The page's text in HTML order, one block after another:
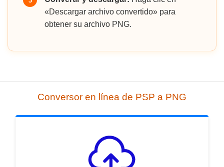
«Descargar archivo convertido» para
obtener su archivo PNG.
Conversor en línea de PSP a PNG